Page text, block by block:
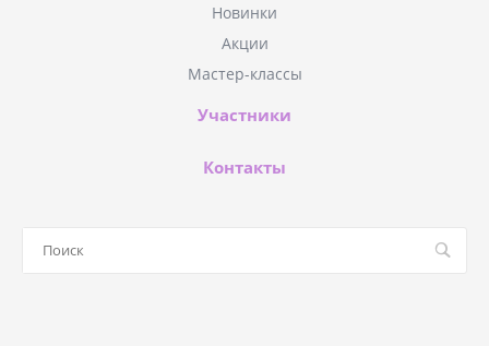
Новинки
Акции
Мастер-классы
Участники
Контакты